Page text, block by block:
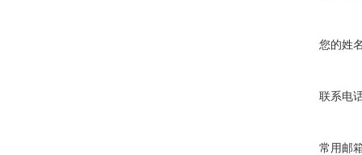
您的姓
联系电
常用邮